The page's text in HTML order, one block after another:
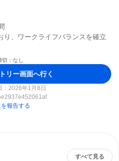
り、ワークライフバランスを確立
切：なし
リー画面へ行く
：2026年1月8日
を報告する
すべて見る